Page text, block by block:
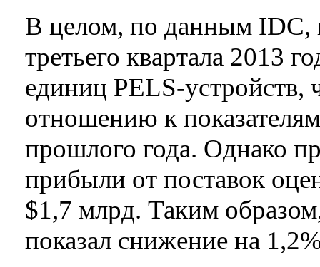
В целом, по данным IDC,
третьего квартала 2013
единиц PELS-устройств,
отношению к
прошлого года. Однако
прибыли от поставок
$1,7 млрд. Таким
показал снижение на